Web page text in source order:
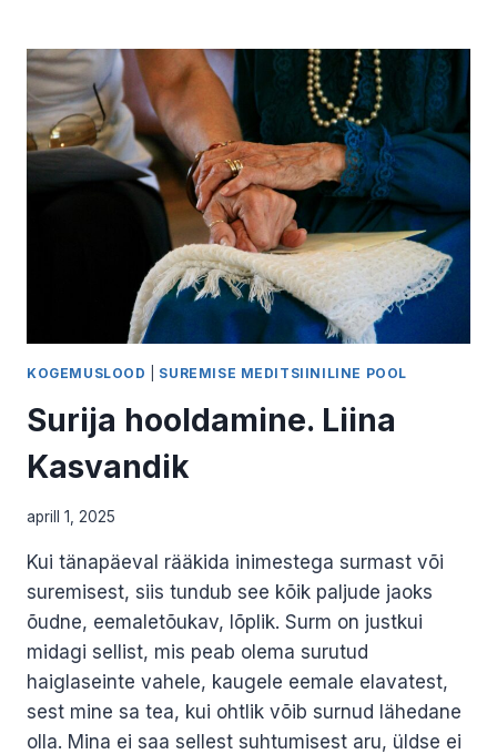
OLEN
LEINAGA
RAHU
TEINUD…
MARIS
PRISKO
KOGEMUSLOOD SUREMISE MEDITSIINILINE POOL
Surija hooldamine. Liina
Kasvandik
aprill 1, 2025
Kui tänapäeval rääkida inimestega surmast või
suremisest, siis tundub see kõik paljude jaoks
õudne, eemaletõukav, lõplik. Surm on justkui
midagi sellist, mis peab olema surutud
haiglaseinte vahele, kaugele eemale elavatest,
sest mine sa tea, kui ohtlik võib surnud lähedane
olla. Mina ei saa sellest suhtumisest aru, üldse ei